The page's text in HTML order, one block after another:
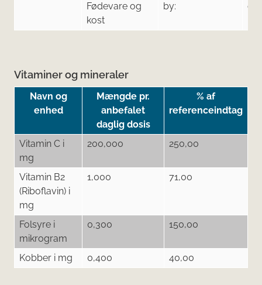
Fødevare og
kost
by:
Vitaminer og mineraler
Navn og
enhed
Mængde pr.
anbefalet
daglig dosis
% af
referenceindtag
Vitamin C i
mg
200,000 250,00
Vitamin B2
(Riboflavin) i
mg
1,000 71,00
Folsyre i
mikrogram
0,300 150,00
Kobber i mg 0,400 40,00